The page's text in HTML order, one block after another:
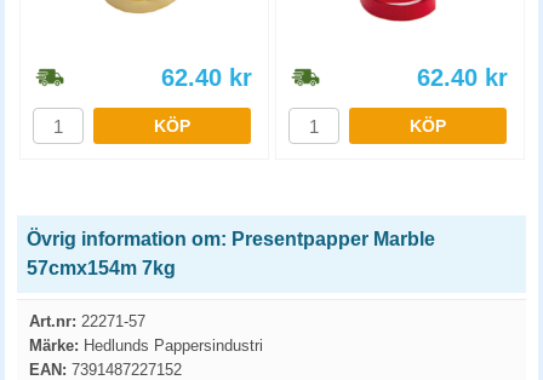
62.40 kr
KÖP
62.40 kr
KÖP
Övrig information om: Presentpapper Marble
57cmx154m 7kg
Art.nr: 22271-57
Märke: Hedlunds Pappersindustri
EAN: 7391487227152